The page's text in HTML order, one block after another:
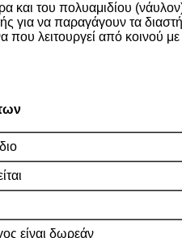
και του πολυαμιδίου
για να παραγάγουν τα
που λειτουργεί από κοινού
είναι δωρεάν